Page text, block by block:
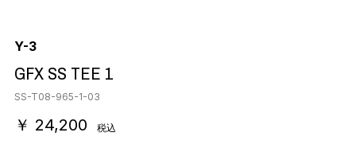
Y-3
GFX SS TEE 1
SS-T08-965-1-03
￥ 24,200 税込